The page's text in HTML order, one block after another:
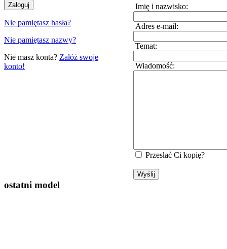
Imię i nazwisko:
Adres e-mail:
Temat:
Wiadomość:
Przesłać Ci kopię?
Nie pamiętasz hasła?
Nie pamiętasz nazwy?
Nie masz konta? Załóż swoje
konto!
ostatni model